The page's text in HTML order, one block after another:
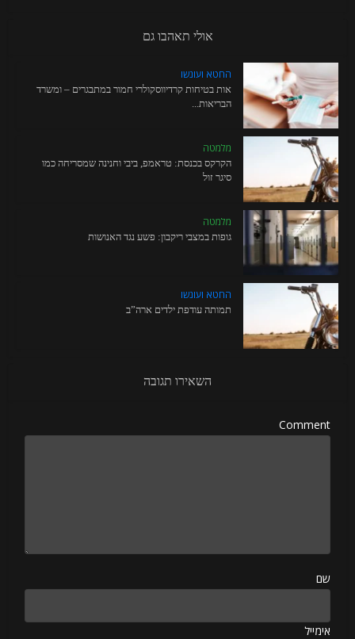
אולי תאהבו גם
החטא ועונשו
אות בטיחות קרדיווסקולרי חמור במתבגרים – ומשרד
הבריאות...
מלמטה
הקרקס בכנסת: טראמפ, ביבי וחנינה שמסריחה כמו
סיגר זול
מלמטה
גופות במצבי ריקבון: פשע נגד האנושות
החטא ועונשו
תמותה עודפת ילדים ארה”ב
השאירו תגובה
Comment
שם
אימייל